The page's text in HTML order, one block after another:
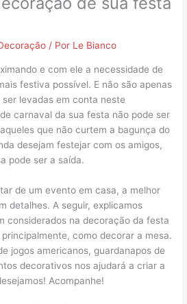
/ Por Le Bianco
e com ele a necessidade de
festiva possível. E não são apenas
levadas em conta neste
carnaval da sua festa não pode ser
que não curtem a bagunça do
desejam festejar com os amigos,
pode ser a saída.
de um evento em casa, a melhor
detalhes. A seguir, explicamos
considerados na decoração da festa
como decorar a mesa.
jogos americanos, guardanapos de
decorativos nos ajudará a criar a
Acompanhe!